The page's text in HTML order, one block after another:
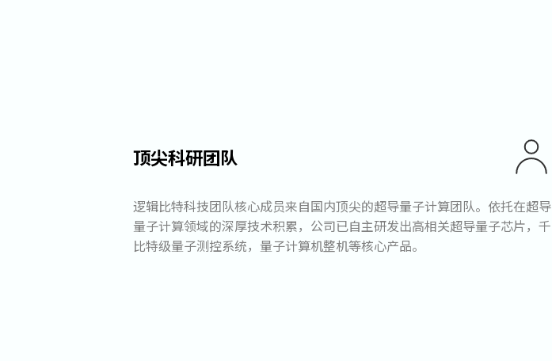
顶尖科研团队
逻辑比特科技团队核心成员来自国内顶尖的超导量子计算团队。依托在超导
量子计算领域的深厚技术积累，公司已自主研发出高相关超导量子芯片，千
比特级量子测控系统，量子计算机整机等核心产品。